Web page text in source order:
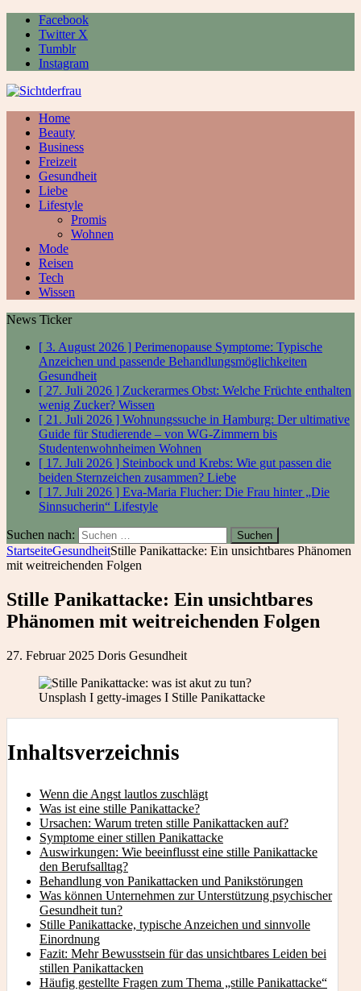
Facebook
Twitter X
Tumblr
Instagram
Home
Beauty
Business
Freizeit
Gesundheit
Liebe
Lifestyle
Promis
Wohnen
Mode
Reisen
Tech
Wissen
News Ticker
[ 3. August 2026 ] Perimenopause Symptome: Typische
Anzeichen und passende Behandlungsmöglichkeiten
Gesundheit
[ 27. Juli 2026 ] Zuckerarmes Obst: Welche Früchte enthalten
wenig Zucker? Wissen
[ 21. Juli 2026 ] Wohnungssuche in Hamburg: Der ultimative
Guide für Studierende – von WG-Zimmern bis
Studentenwohnheimen Wohnen
[ 17. Juli 2026 ] Steinbock und Krebs: Wie gut passen die
beiden Sternzeichen zusammen? Liebe
[ 17. Juli 2026 ] Eva-Maria Flucher: Die Frau hinter „Die
Sinnsucherin“ Lifestyle
Suchen nach:
StartseiteGesundheitStille Panikattacke: Ein unsichtbares Phänomen
mit weitreichenden Folgen
Stille Panikattacke: Ein unsichtbares
Phänomen mit weitreichenden Folgen
27. Februar 2025 Doris Gesundheit
Unsplash I getty-images I Stille Panikattacke
Inhaltsverzeichnis
Wenn die Angst lautlos zuschlägt
Was ist eine stille Panikattacke?
Ursachen: Warum treten stille Panikattacken auf?
Symptome einer stillen Panikattacke
Auswirkungen: Wie beeinflusst eine stille Panikattacke
den Berufsalltag?
Behandlung von Panikattacken und Panikstörungen
Was können Unternehmen zur Unterstützung psychischer
Gesundheit tun?
Stille Panikattacke, typische Anzeichen und sinnvolle
Einordnung
Fazit: Mehr Bewusstsein für das unsichtbares Leiden bei
stillen Panikattacken
Häufig gestellte Fragen zum Thema „stille Panikattacke“